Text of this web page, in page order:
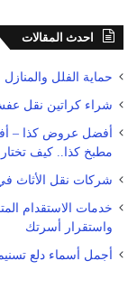
احدث المقالات
حماية الفلل
شراء كراتين نقل عفش
أفضل عروض كذا –
مطبخ كذا.. كيف
شركات نقل الأثاث في
خدمات الاستقدام
واستقرار أسرتك
أجمل أسماء دلع